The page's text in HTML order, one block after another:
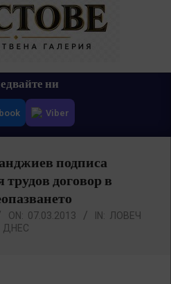
ни
Viber
подписа
договор в
ON: 07.03.2013 IN: ЛОВЕЧ
ДНЕС